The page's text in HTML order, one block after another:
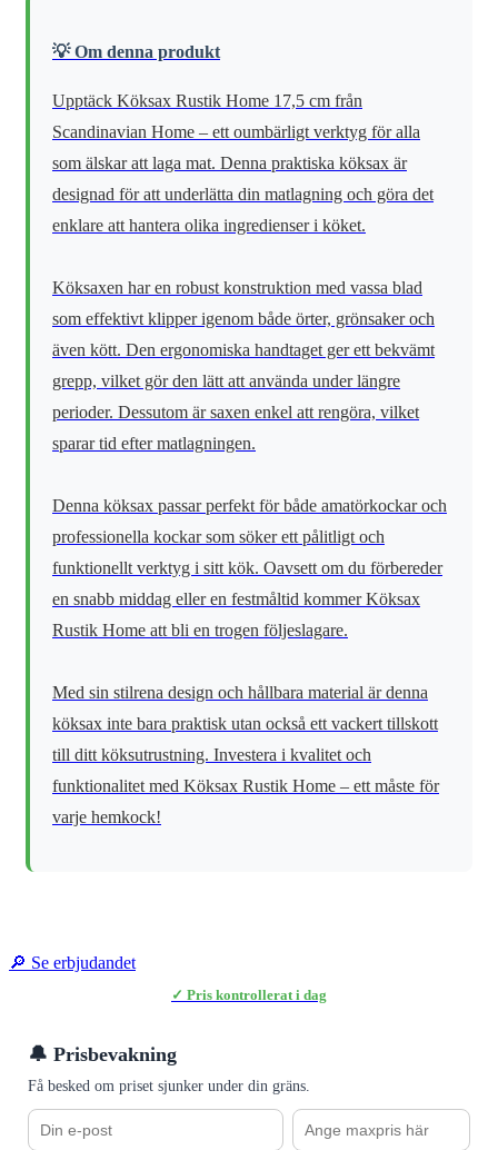
💡 Om denna produkt
Upptäck Köksax Rustik Home 17,5 cm från
Scandinavian Home – ett oumbärligt verktyg för alla
som älskar att laga mat. Denna praktiska köksax är
designad för att underlätta din matlagning och göra det
enklare att hantera olika ingredienser i köket.
Köksaxen har en robust konstruktion med vassa blad
som effektivt klipper igenom både örter, grönsaker och
även kött. Den ergonomiska handtaget ger ett bekvämt
grepp, vilket gör den lätt att använda under längre
perioder. Dessutom är saxen enkel att rengöra, vilket
sparar tid efter matlagningen.
Denna köksax passar perfekt för både amatörkockar och
professionella kockar som söker ett pålitligt och
funktionellt verktyg i sitt kök. Oavsett om du förbereder
en snabb middag eller en festmåltid kommer Köksax
Rustik Home att bli en trogen följeslagare.
Med sin stilrena design och hållbara material är denna
köksax inte bara praktisk utan också ett vackert tillskott
till ditt köksutrustning. Investera i kvalitet och
funktionalitet med Köksax Rustik Home – ett måste för
varje hemkock!
🔎 Se erbjudandet
✓ Pris kontrollerat i dag
🔔 Prisbevakning
Få besked om priset sjunker under din gräns.